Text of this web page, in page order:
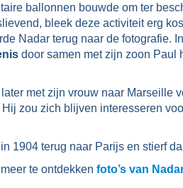
ballonnen bouwde om ter
bleek deze activiteit erg
Nadar terug naar de fotografie.
door samen met zijn zoon Paul
met zijn vrouw naar Marseille
zou zich blijven interesseren
1904 terug naar Parijs en stierf
te ontdekken foto’s van